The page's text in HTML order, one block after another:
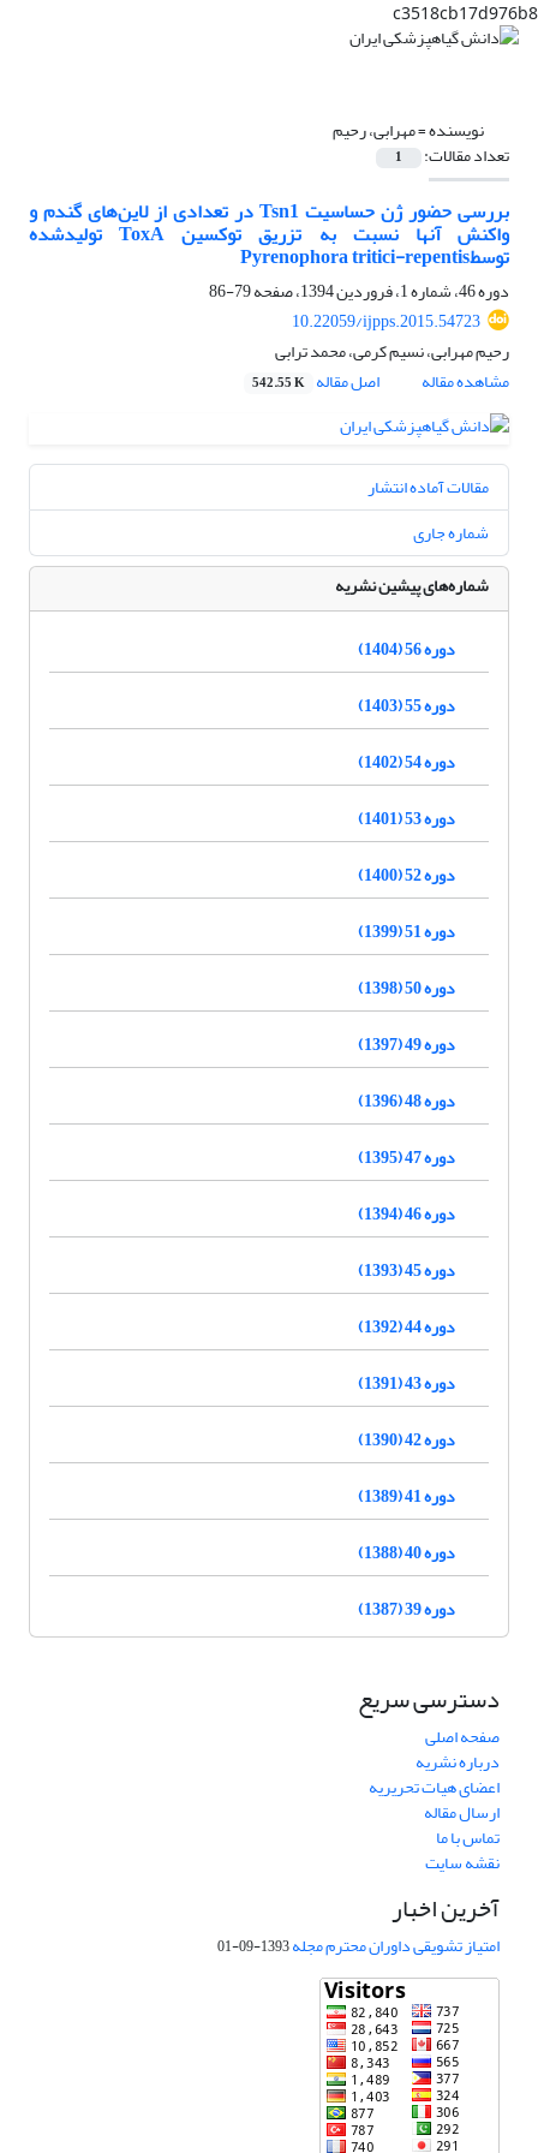
c3518cb17d976b8
نویسنده =مهرابی، رحیم
تعداد مقالات: 1
بررسی حضور ژن حساسیت Tsn1 در تعدادی از لاین‌های گندم و
واکنش آنها نسبت به تزریق توکسین ToxA تولیدشده
توسطPyrenophora tritici-repentis
دوره 46، شماره 1، فروردین 1394، صفحه
79-86
10.22059/ijpps.2015.54723
رحیم مهرابی، نسیم کرمی، محمد ترابی
مشاهده مقاله
اصل مقاله 542.55 K
مقالات آماده انتشار
شماره جاری
شماره‌های پیشین نشریه
دوره 56 (1404)
دوره 55 (1403)
دوره 54 (1402)
دوره 53 (1401)
دوره 52 (1400)
دوره 51 (1399)
دوره 50 (1398)
دوره 49 (1397)
دوره 48 (1396)
دوره 47 (1395)
دوره 46 (1394)
دوره 45 (1393)
دوره 44 (1392)
دوره 43 (1391)
دوره 42 (1390)
دوره 41 (1389)
دوره 40 (1388)
دوره 39 (1387)
دسترسی سریع
صفحه اصلی
درباره نشریه
اعضای هیات تحریریه
ارسال مقاله
تماس با ما
نقشه سایت
آخرین اخبار
امتیاز تشویقی داوران محترم مجله1393-09-01